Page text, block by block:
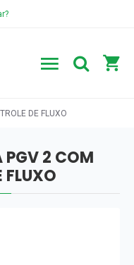
DE FLUXO
PGV 2 COM
FLUXO